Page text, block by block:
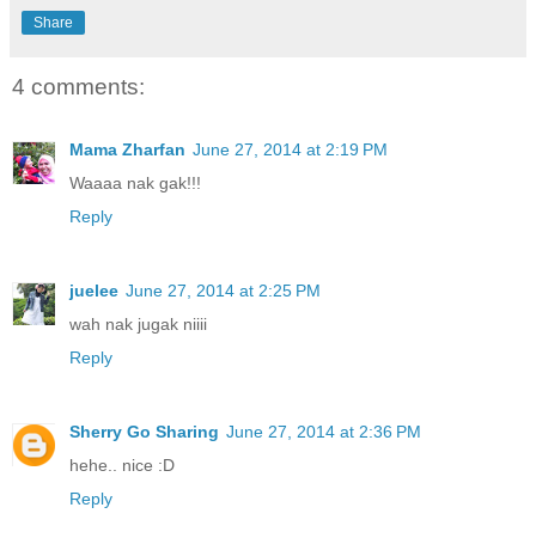
Share
4 comments:
Mama Zharfan June 27, 2014 at 2:19 PM
Waaaa nak gak!!!
Reply
juelee June 27, 2014 at 2:25 PM
wah nak jugak niiii
Reply
Sherry Go Sharing June 27, 2014 at 2:36 PM
hehe.. nice :D
Reply